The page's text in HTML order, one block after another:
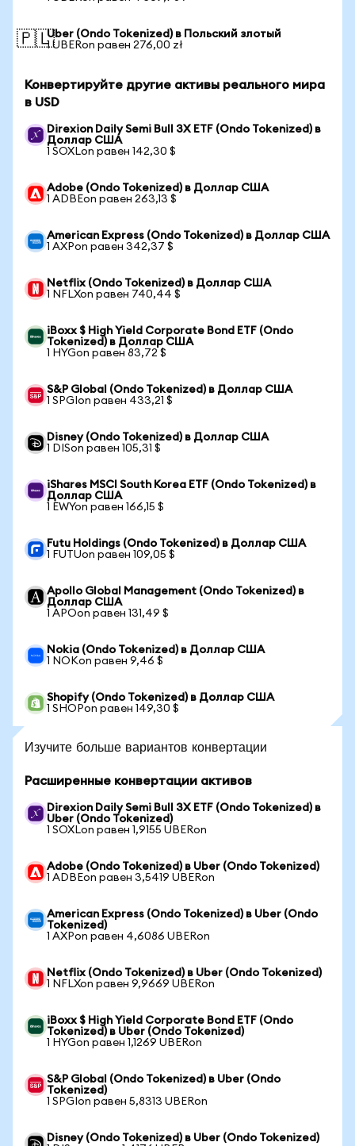
🇵🇱Uber (Ondo Tokenized) в Польский злотый
1 UBERon равен 276,00 zł
Конвертируйте другие активы реального мира
в USD
Direxion Daily Semi Bull 3X ETF (Ondo Tokenized) в
Доллар США
1 SOXLon равен 142,30 $
Adobe (Ondo Tokenized) в Доллар США
1 ADBEon равен 263,13 $
American Express (Ondo Tokenized) в Доллар США
1 AXPon равен 342,37 $
Netflix (Ondo Tokenized) в Доллар США
1 NFLXon равен 740,44 $
iBoxx $ High Yield Corporate Bond ETF (Ondo
Tokenized) в Доллар США
1 HYGon равен 83,72 $
S&P Global (Ondo Tokenized) в Доллар США
1 SPGIon равен 433,21 $
Disney (Ondo Tokenized) в Доллар США
1 DISon равен 105,31 $
iShares MSCI South Korea ETF (Ondo Tokenized) в
Доллар США
1 EWYon равен 166,15 $
Futu Holdings (Ondo Tokenized) в Доллар США
1 FUTUon равен 109,05 $
Apollo Global Management (Ondo Tokenized) в
Доллар США
1 APOon равен 131,49 $
Nokia (Ondo Tokenized) в Доллар США
1 NOKon равен 9,46 $
Shopify (Ondo Tokenized) в Доллар США
1 SHOPon равен 149,30 $
Изучите больше вариантов конвертации
Расширенные конвертации активов
Direxion Daily Semi Bull 3X ETF (Ondo Tokenized) в
Uber (Ondo Tokenized)
1 SOXLon равен 1,9155 UBERon
Adobe (Ondo Tokenized) в Uber (Ondo Tokenized)
1 ADBEon равен 3,5419 UBERon
American Express (Ondo Tokenized) в Uber (Ondo
Tokenized)
1 AXPon равен 4,6086 UBERon
Netflix (Ondo Tokenized) в Uber (Ondo Tokenized)
1 NFLXon равен 9,9669 UBERon
iBoxx $ High Yield Corporate Bond ETF (Ondo
Tokenized) в Uber (Ondo Tokenized)
1 HYGon равен 1,1269 UBERon
S&P Global (Ondo Tokenized) в Uber (Ondo
Tokenized)
1 SPGIon равен 5,8313 UBERon
Disney (Ondo Tokenized) в Uber (Ondo Tokenized)